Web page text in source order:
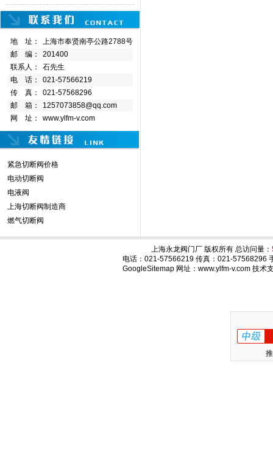
地 址：
上海市奉贤南亭公路2788号
邮 编：
201400
联系人：
石先生
电 话：
021-57566219
传 真：
021-57568296
邮 箱：
1257073858@qq.com
网 址：
www.ylfm-v.com
紧急切断阀价格
电动切断阀
电液阀
上海切断阀制造商
燃气切断阀
上海永龙阀门厂 版权所有 总访问量：
电话：021-57566219 传真：021-57568296
GoogleSitemap网址：www.ylfm-v.com 技术